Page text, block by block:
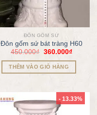
ĐÔN GỐM SỨ
Đôn gốm sứ bát tràng H60
450.000₫ 360.000₫
THÊM VÀO GIỎ HÀNG
- 13.33%